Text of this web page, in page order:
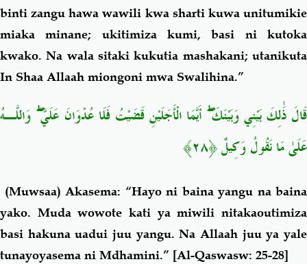
binti zangu hawa wawili kwa sharti kuwa unitumikie
miaka minane; ukitimiza kumi, basi ni kutoka
kwako. Na wala sitaki kukutia mashakani; utanikuta
In Shaa Allaah miongoni mwa Swalihina.”
قَالَ ذَٰلِكَ بَيْنِي وَبَيْنَكَأَيَّمَا الْأَجَلَيْنِ قَضَيْتُ فَلَا عُدْوَانَ عَلَيَّ وَاللَّـهُ
عَلَىٰ مَا نَقُولُ وَكِيلٌ ﴿٢٨﴾
(Muwsaa) Akasema: “Hayo ni baina yangu na baina
yako. Muda wowote kati ya miwili nitakaoutimiza
basi hakuna uadui juu yangu. Na Allaah juu ya yale
tunayoyasema ni Mdhamini.” [Al-Qaswasw: 25-28]